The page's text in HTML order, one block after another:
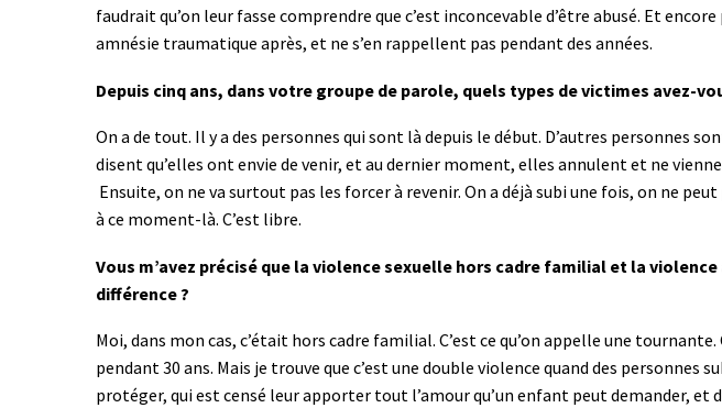
faudrait qu’on leur fasse comprendre que c’est inconcevable d’être abusé. Et
amnésie traumatique après, et ne s’en rappellent pas pendant des années.
Depuis cinq ans, dans votre groupe de parole, quels types de victimes avez-
On a de tout. Il y a des personnes qui sont là depuis le début. D’autres personnes
disent qu’elles ont envie de venir, et au dernier moment, elles annulent et ne
Ensuite, on ne va surtout pas les forcer à revenir. On a déjà subi une fois, on ne
à ce moment-là. C’est libre.
Vous m’avez précisé que la violence sexuelle hors cadre familial et la
différence ?
Moi, dans mon cas, c’était hors cadre familial. C’est ce qu’on appelle une
pendant 30 ans. Mais je trouve que c’est une double violence quand des personnes
protéger, qui est censé leur apporter tout l’amour qu’un enfant peut demander,